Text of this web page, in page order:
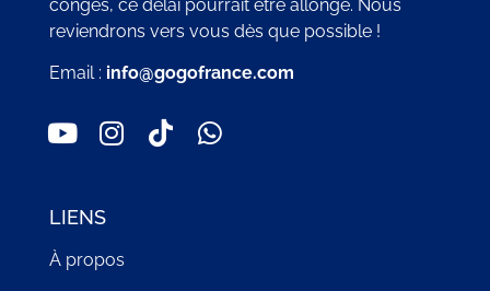
congés, ce délai pourrait être allongé. Nous
reviendrons vers vous dès que possible !
Email : info@gogofrance.com
LIENS
À propos